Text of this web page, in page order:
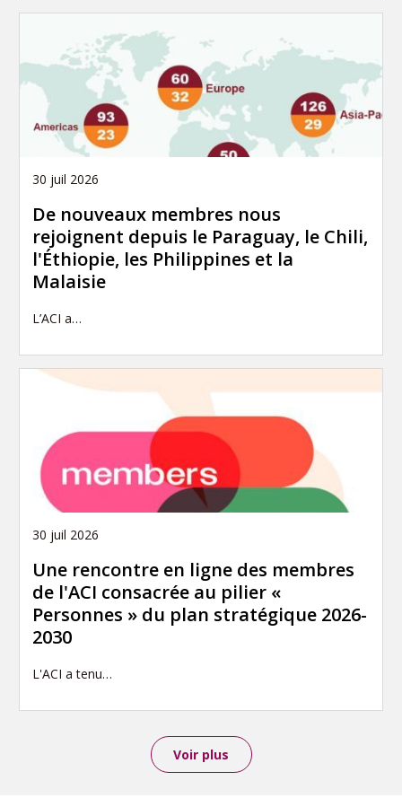
30 juil 2026
De nouveaux membres nous
rejoignent depuis le Paraguay, le Chili,
l'Éthiopie, les Philippines et la
Malaisie
L’ACI a…
30 juil 2026
Une rencontre en ligne des membres
de l'ACI consacrée au pilier «
Personnes » du plan stratégique 2026-
2030
L'ACI a tenu…
Voir plus